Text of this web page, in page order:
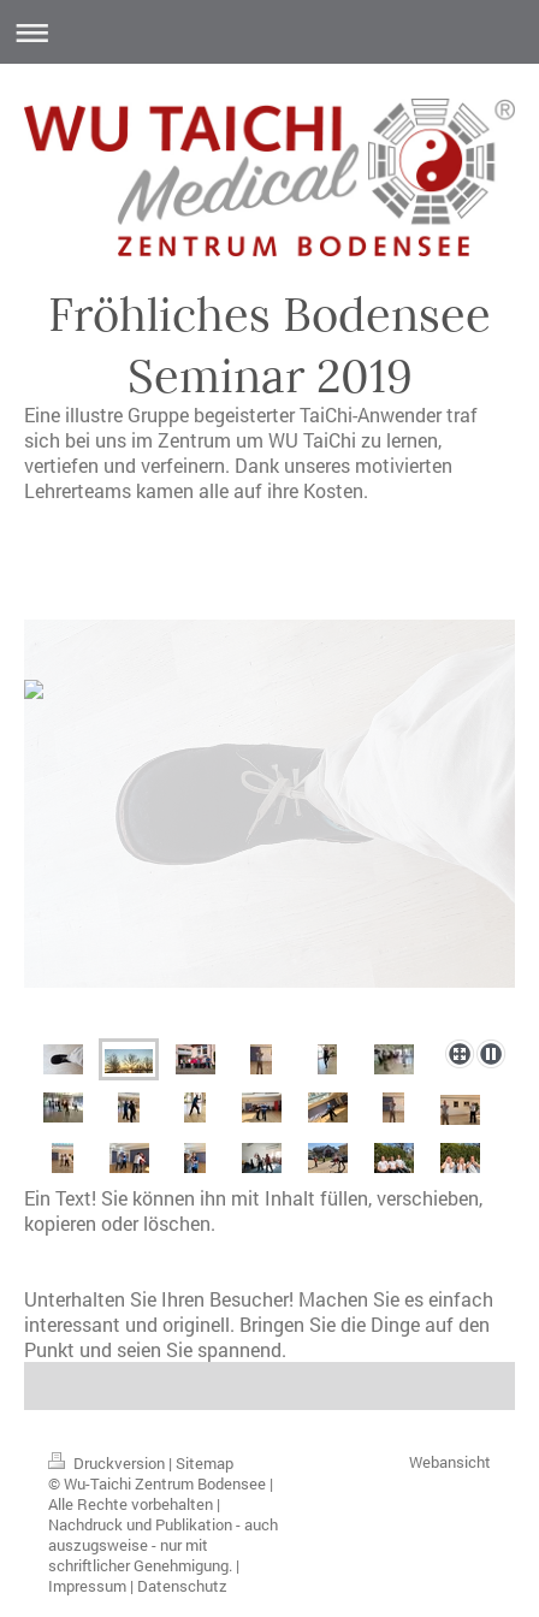
Fröhliches Bodensee
Seminar 2019
Eine illustre Gruppe begeisterter TaiChi-Anwender traf
sich bei uns im Zentrum um WU TaiChi zu lernen,
vertiefen und verfeinern. Dank unseres motivierten
Lehrerteams kamen alle auf ihre Kosten.
Ein Text! Sie können ihn mit Inhalt füllen, verschieben,
kopieren oder löschen.
Unterhalten Sie Ihren Besucher! Machen Sie es einfach
interessant und originell. Bringen Sie die Dinge auf den
Punkt und seien Sie spannend.
Druckversion | Sitemap
© Wu-Taichi Zentrum Bodensee |
Alle Rechte vorbehalten |
Nachdruck und Publikation - auch
auszugsweise - nur mit
schriftlicher Genehmigung. |
Impressum | Datenschutz
Webansicht